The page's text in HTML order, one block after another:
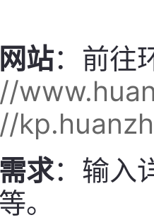
站：前往
求：输入
。